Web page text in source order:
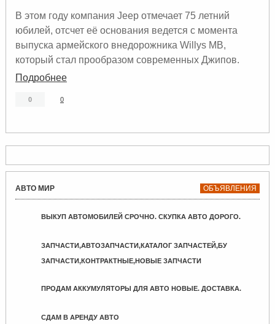
В этом году компания Jeep отмечает 75 летний
юбилей, отсчет её основания ведется с момента
выпуска армейского внедорожника Willys MB,
который стал прообразом современных Джипов.
Подробнее
0 0
АВТО МИР ОБЪЯВЛЕНИЯ
ВЫКУП АВТОМОБИЛЕЙ СРОЧНО. СКУПКА АВТО ДОРОГО.
ЗАПЧАСТИ,АВТОЗАПЧАСТИ,КАТАЛОГ ЗАПЧАСТЕЙ,БУ
ЗАПЧАСТИ,КОНТРАКТНЫЕ,НОВЫЕ ЗАПЧАСТИ
ПРОДАМ АККУМУЛЯТОРЫ ДЛЯ АВТО НОВЫЕ. ДОСТАВКА.
СДАМ В АРЕНДУ АВТО